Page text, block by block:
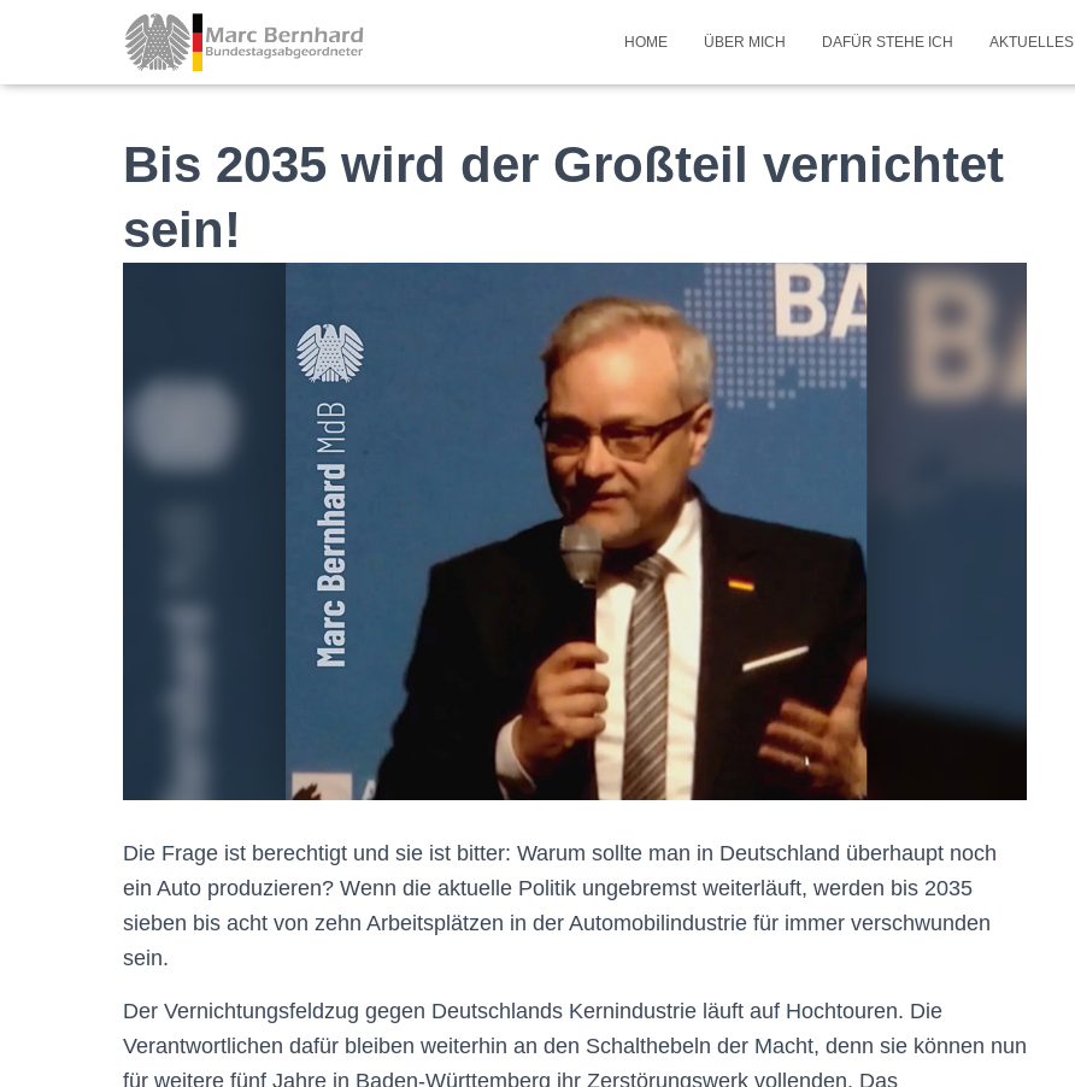
HOME ÜBER MICH DAFÜR STEHE ICH AKTUELLES
Bis 2035 wird der Großteil vernichtet
sein!
Die Frage ist berechtigt und sie ist bitter: Warum sollte man in Deutschland überhaupt noch
ein Auto produzieren? Wenn die aktuelle Politik ungebremst weiterläuft, werden bis 2035
sieben bis acht von zehn Arbeitsplätzen in der Automobilindustrie für immer verschwunden
sein.
Der Vernichtungsfeldzug gegen Deutschlands Kernindustrie läuft auf Hochtouren. Die
Verantwortlichen dafür bleiben weiterhin an den Schalthebeln der Macht, denn sie können nun
für weitere fünf Jahre in Baden-Württemberg ihr Zerstörungswerk vollenden. Das